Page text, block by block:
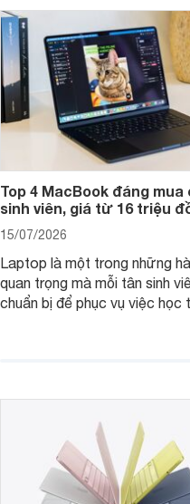
Top 4 MacBook đáng mua
sinh viên, giá từ 16 triệu
15/07/2026
Laptop là một trong những
quan trọng mà mỗi tân sinh
chuẩn bị để phục vụ việc học
MacBook đáng cân nhắc